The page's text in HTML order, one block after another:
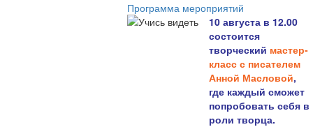
Программа мероприятий
10 августа в 12.00
состоится
творческий мастер-
класс с писателем
Анной Масловой,
где каждый сможет
попробовать себя в
роли творца.